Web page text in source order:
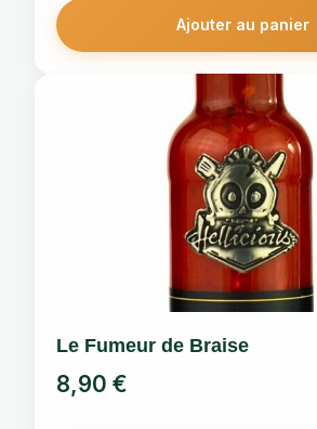
Ajouter au panier
Le Fumeur de Braise
8,90 €